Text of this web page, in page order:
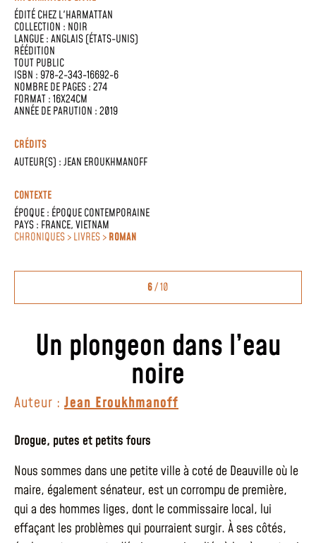
ÉDITÉ CHEZL'HARMATTAN
COLLECTION : NOIR
LANGUE :ANGLAIS (ÉTATS-UNIS)
RÉÉDITION
TOUT PUBLIC
ISBN : 978-2-343-16692-6
NOMBRE DE PAGES : 274
FORMAT : 16X24CM
ANNÉE DE PARUTION : 2019
CRÉDITS
AUTEUR(S) :JEAN EROUKHMANOFF
CONTEXTE
ÉPOQUE : ÉPOQUE CONTEMPORAINE
PAYS : FRANCE,VIETNAM
CHRONIQUES > LIVRES >ROMAN
6/ 10
Un plongeon dans l’eau
noire
Auteur : Jean Eroukhmanoff
Drogue, putes et petits fours
Nous sommes dans une petite ville à coté de Deauville où le
maire, également sénateur, est un corrompu de première,
qui a des hommes liges, dont le commissaire local, lui
effaçant les problèmes qui pourraient surgir. À ses côtés,